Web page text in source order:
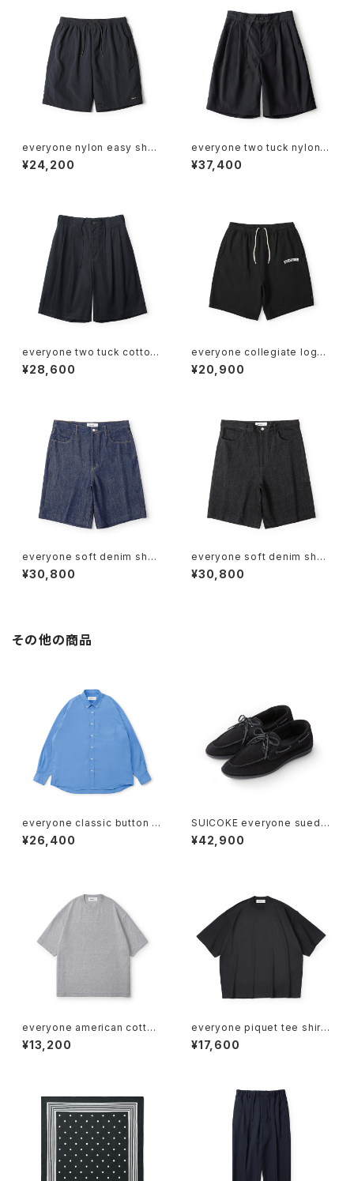
everyone nylon easy short
s (BLACK)
¥24,200
everyone two tuck nylon s
ilk wide short pants (BLAC
K)
¥37,400
everyone two tuck cotton
wide short pants (BLACK)
¥28,600
everyone collegiate logo
classic sweat shorts (BLA
CK)
¥20,900
everyone soft denim short
s (INDIGO)
¥30,800
everyone soft denim short
s (BLACK)
¥30,800
その他の商品
everyone classic button d
own shirt (SAX)
¥26,400
SUICOKE everyone suede
deck shoes (BLACK)
¥42,900
everyone american cotton
tee shirt (H.GRAY)
¥13,200
everyone piquet tee shirt
(BLACK)
¥17,600